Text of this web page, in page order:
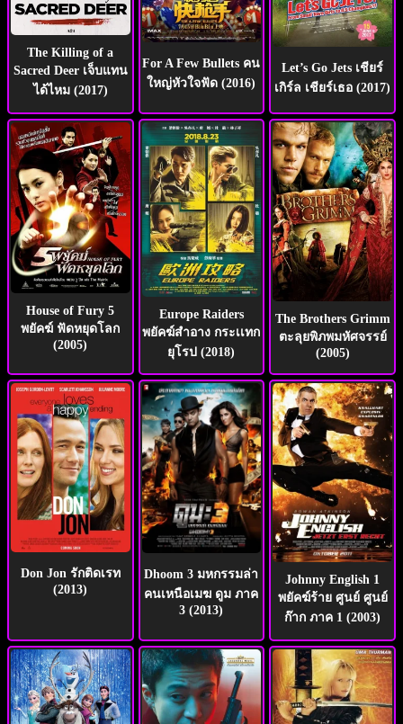
The Killing of a
Sacred Deer เจ็บแทน
ได้ไหม (2017)
For A Few Bullets คน
ใหญ่หัวใจฟัด (2016)
Let’s Go Jets เชียร์
เกิร์ล เชียร์เธอ (2017)
House of Fury 5
พยัคฆ์ ฟัดหยุดโลก
(2005)
Europe Raiders
พยัคฆ์สำอาง กระเเทก
ยุโรป (2018)
The Brothers Grimm
ตะลุยพิภพมหัศจรรย์
(2005)
Don Jon รักติดเรท
(2013)
Dhoom 3 มหกรรมล่า
คนเหนือเมฆ ดูม ภาค
3 (2013)
Johnny English 1
พยัคฆ์ร้าย ศูนย์ ศูนย์
ก๊าก ภาค 1 (2003)